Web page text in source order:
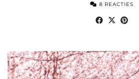
8 REACTIES